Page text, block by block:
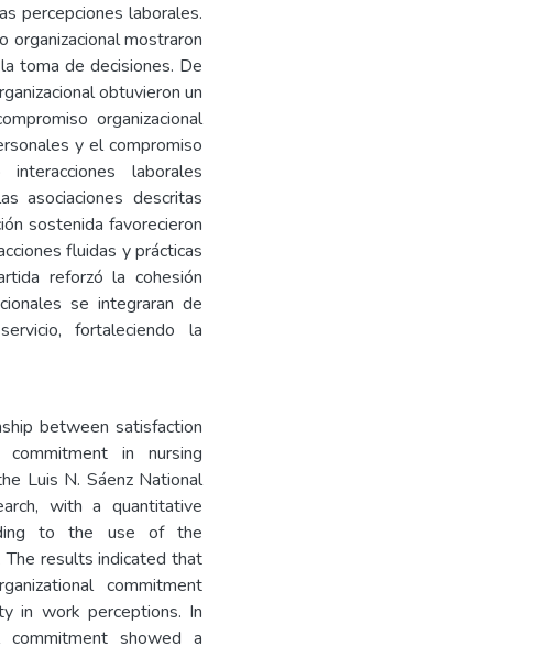
percepciones laborales.
organizacional mostraron
toma de decisiones. De
obtuvieron un
organizacional
y el compromiso
interacciones laborales
asociaciones descritas
sostenida favorecieron
fluidas y prácticas
reforzó la cohesión
se integraran de
fortaleciendo la
between satisfaction
in nursing
Luis N. Sáenz National
with a quantitative
to the use of the
results indicated that
commitment
in work perceptions. In
commitment showed a